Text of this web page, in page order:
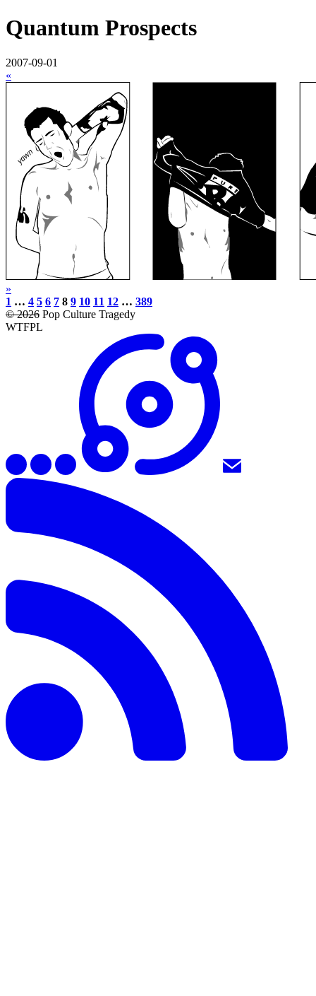
Quantum Prospects
2007-09-01
«
»
1 … 4 5 6 7 8 9 10 11 12 … 389
© 2026 Pop Culture Tragedy
WTFPL